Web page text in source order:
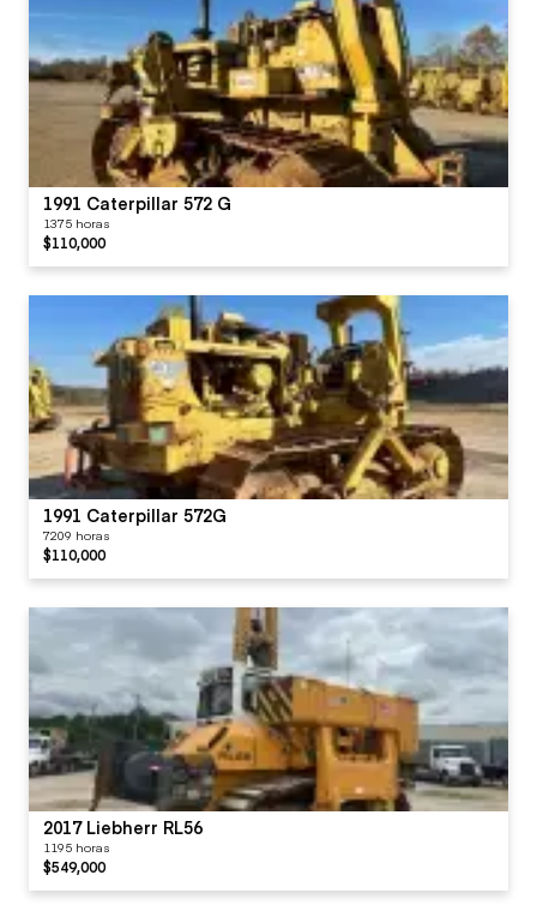
1991 Caterpillar 572 G
1375 horas
$110,000
1991 Caterpillar 572G
7209 horas
$110,000
2017 Liebherr RL56
1195 horas
$549,000